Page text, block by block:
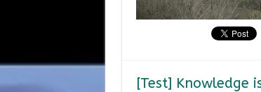
[Test] Knowledge